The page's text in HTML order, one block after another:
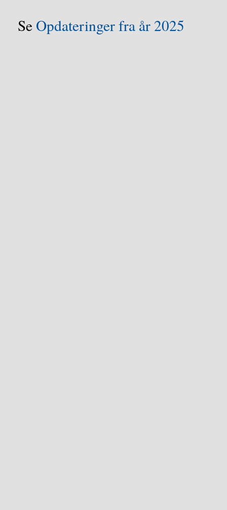
Se Opdateringer fra år 2025